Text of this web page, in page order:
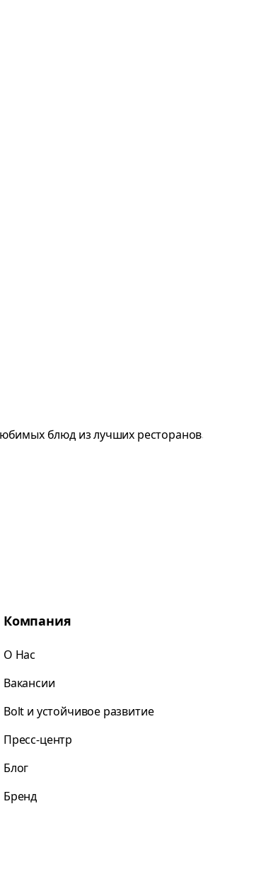
Компания
О Нас
Вакансии
Bolt и устойчивое развитие
Пресс-центр
Блог
Бренд